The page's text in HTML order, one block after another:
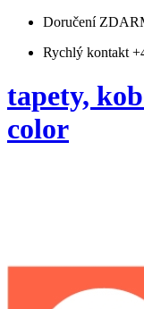
Doručení
Rychlý kontakt
tapety,
color